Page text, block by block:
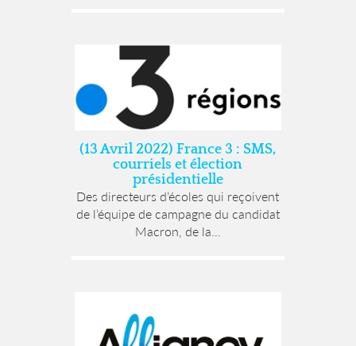
(13 Avril 2022) France 3 : SMS,
courriels et élection
présidentielle
Des directeurs d’écoles qui reçoivent
de l’équipe de campagne du candidat
Macron, de la...